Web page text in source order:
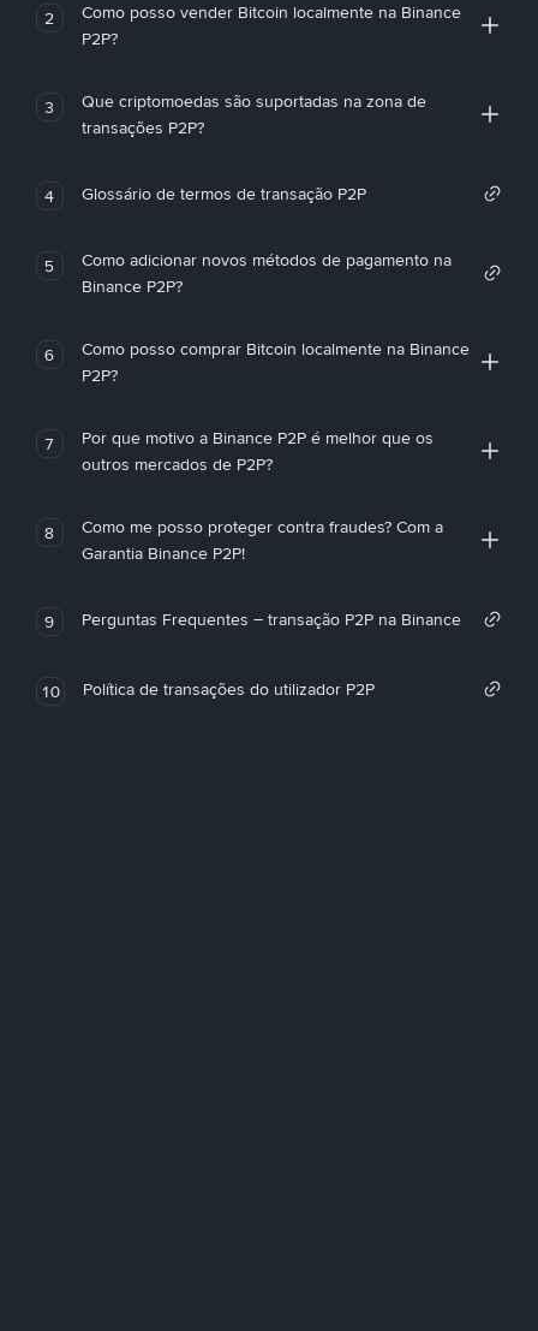
2
Como posso vender Bitcoin localmente na Binance
P2P?
3
Que criptomoedas são suportadas na zona de
transações P2P?
4 Glossário de termos de transação P2P
5
Como adicionar novos métodos de pagamento na
Binance P2P?
6
Como posso comprar Bitcoin localmente na Binance
P2P?
7
Por que motivo a Binance P2P é melhor que os
outros mercados de P2P?
8
Como me posso proteger contra fraudes? Com a
Garantia Binance P2P!
9 Perguntas Frequentes – transação P2P na Binance
10 Política de transações do utilizador P2P